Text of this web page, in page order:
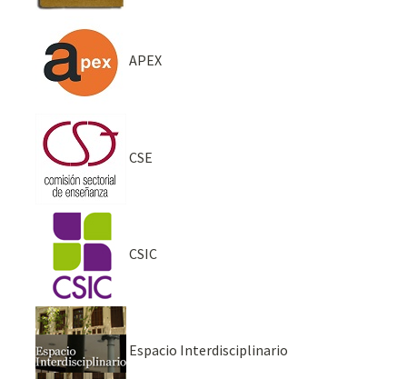
APEX
CSE
CSIC
Espacio Interdisciplinario